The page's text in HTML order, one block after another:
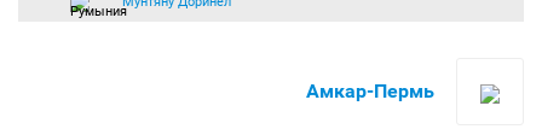
Амкар-Пермь